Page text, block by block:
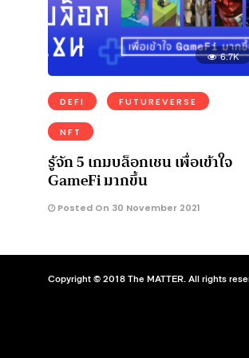
6.7K
DEFI FUTUREVERSE
NFT
รู้จัก 5 เกมบล็อกเชน เพื่อเข้าใจ
GameFi มากขึ้น
Posted On 30 November 2021
Copyright © 2018 The MATTER. All rights